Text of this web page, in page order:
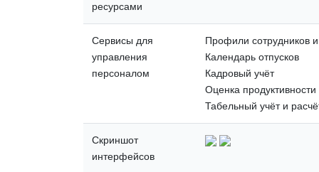
ресурсами
Сервисы для
управления
персоналом
Профили сотрудников
Календарь отпусков
Кадровый учёт
Оценка продуктивности
Табельный учёт и
Скриншот
интерфейсов